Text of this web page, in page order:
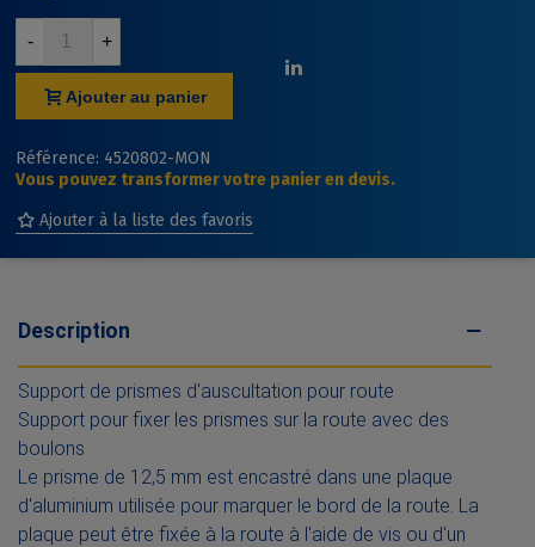
- +
Ajouter au panier
Référence: 4520802-MON
Vous pouvez transformer votre panier en devis.
Ajouter à la liste des favoris
Description
Support de prismes d'auscultation pour route
Support pour fixer les prismes sur la route avec des
boulons
Le prisme de 12,5 mm est encastré dans une plaque
d'aluminium utilisée pour marquer le bord de la route. La
plaque peut être fixée à la route à l'aide de vis ou d'un